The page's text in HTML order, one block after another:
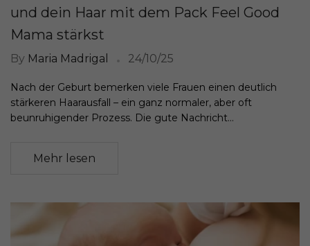
und dein Haar mit dem Pack Feel Good
Mama stärkst
By Maria Madrigal 24/10/25
Nach der Geburt bemerken viele Frauen einen deutlich
stärkeren Haarausfall – ein ganz normaler, aber oft
beunruhigender Prozess. Die gute Nachricht...
Mehr lesen